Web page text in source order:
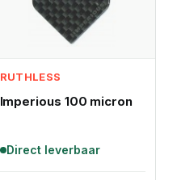
RUTHLESS
Imperious 100 micron
Direct leverbaar